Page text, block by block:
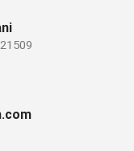
33243482